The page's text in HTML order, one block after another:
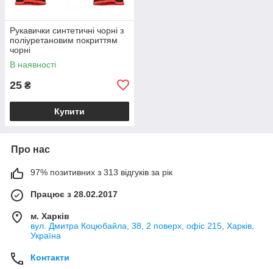
Рукавички синтетичні чорні з
поліуретановим покриттям
чорні
В наявності
25 ₴
Купити
Про нас
97% позитивних з 313 відгуків за рік
Працює з 28.02.2017
м. Харків
вул. Дмитра Коцюбайла, 38, 2 поверх, офіс 215, Харків,
Україна
Контакти